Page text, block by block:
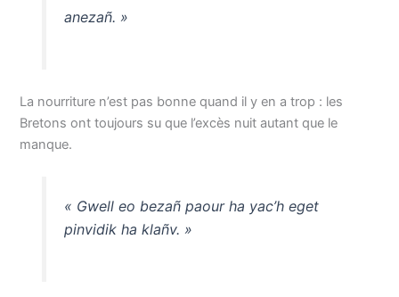
anezañ. »
La nourriture n’est pas bonne quand il y en a trop : les
Bretons ont toujours su que l’excès nuit autant que le
manque.
« Gwell eo bezañ paour ha yac’h eget
pinvidik ha klañv. »